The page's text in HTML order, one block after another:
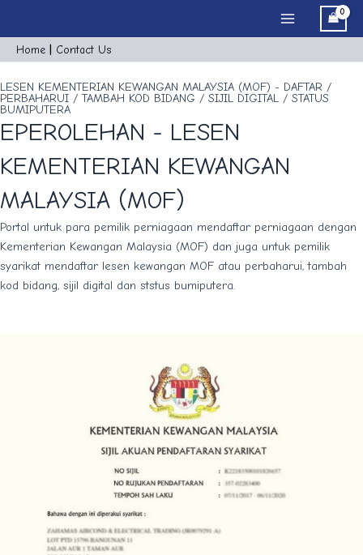
content
Main
Menu
Home Contact Us
LESEN KEMENTERIAN KEWANGAN MALAYSIA (MOF) - DAFTAR /
PERBAHARUI / TAMBAH KOD BIDANG / SIJIL DIGITAL / STATUS
BUMIPUTERA
EPEROLEHAN - LESEN
KEMENTERIAN KEWANGAN
MALAYSIA (MOF)
Portal untuk para pemilik perniagaan mendaftar perniagaan dengan
Kementerian Kewangan Malaysia (MOF) dan juga untuk pemilik
syarikat mendaftar lesen kewangan MOF atau perbaharui, tambah
kod bidang, sijil digital dan ststus bumiputera.